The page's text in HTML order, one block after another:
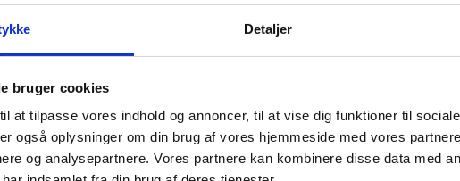
Detaljer
bruger cookies
at tilpasse vores indhold og annoncer, til at vise dig funktioner til
også oplysninger om din brug af vores hjemmeside med vores
og analysepartnere. Vores partnere kan kombinere disse data med
Hjemmesiden kan ikke fungere ordentligt uden disse
for det aktuelle domæne.
Denne cookie indgår i en vifte af